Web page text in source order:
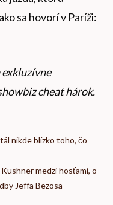
sa hovorí v Paríži:
exkluzívne
cheat hárok.
nikde blízko toho, čo
medzi hosťami, o
Jeffa Bezosa